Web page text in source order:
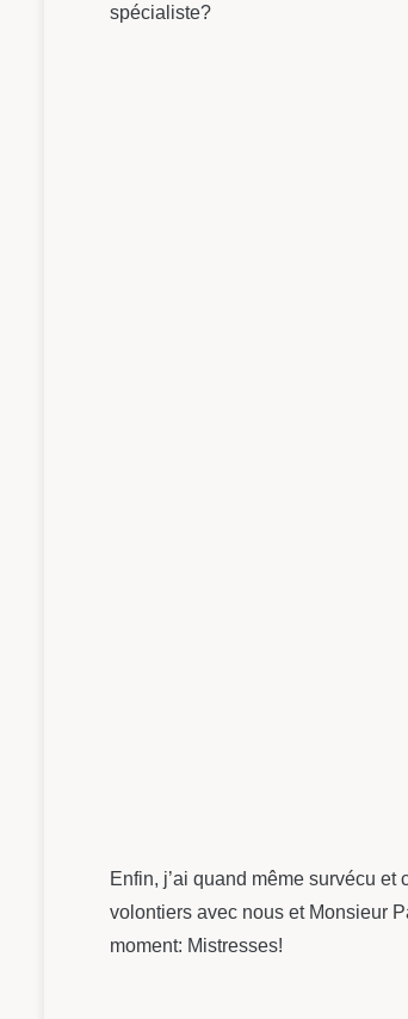
spécialiste?
Enfin, j’ai quand même survécu
volontiers avec nous et Monsieur
moment: Mistresses!